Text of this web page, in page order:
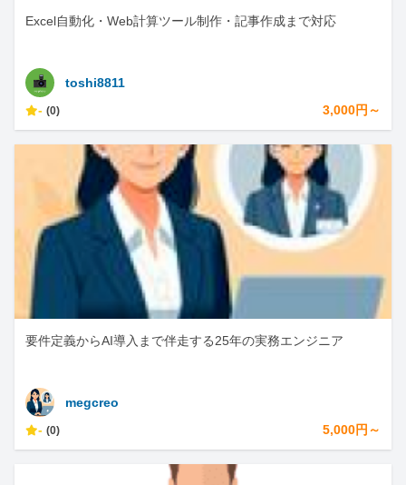
Excel自動化・Web計算ツール制作・記事作成まで対応
toshi8811
- (0) 3,000円～
要件定義からAI導入まで伴走する25年の実務エンジニア
megcreo
- (0) 5,000円～